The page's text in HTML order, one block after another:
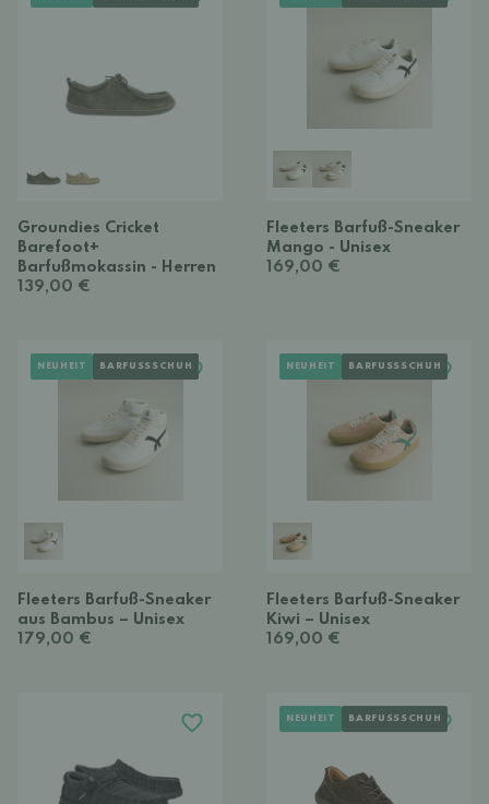
Groundies Cricket
Barefoot+
Barfußmokassin - Herren
139,00 €
Fleeters Barfuß-Sneaker
Mango - Unisex
169,00 €
NEUHEIT BARFUSSSCHUH
Fleeters Barfuß-Sneaker
aus Bambus – Unisex
179,00 €
NEUHEIT BARFUSSSCHUH
Fleeters Barfuß-Sneaker
Kiwi – Unisex
169,00 €
NEUHEIT BARFUSSSCHUH